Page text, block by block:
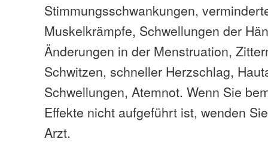
Stimmungsschwankungen,
Muskelkrämpfe, Schwellungen der
Änderungen in der Menstruation,
Schwitzen, schneller Herzschlag,
Schwellungen, Atemnot. Wenn Sie
Effekte nicht aufgeführt ist, wenden
Arzt.